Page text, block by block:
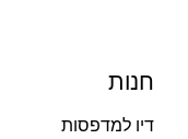
חנות
דיו למדפסות